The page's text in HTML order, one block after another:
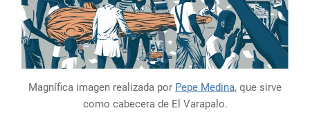
Magnífica imagen realizada por Pepe Medina, que sirve
como cabecera de El Varapalo.